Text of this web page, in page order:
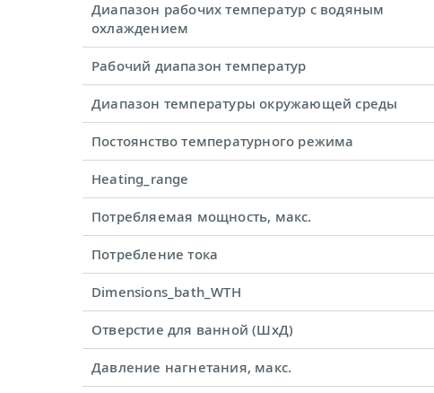
Диапазон рабочих температур с водяным
охлаждением
Рабочий диапазон температур
Диапазон температуры окружающей среды
Постоянство температурного режима
Heating_range
Потребляемая мощность, макс.
Потребление тока
Dimensions_bath_WTH
Отверстие для ванной (ШхД)
Давление нагнетания, макс.